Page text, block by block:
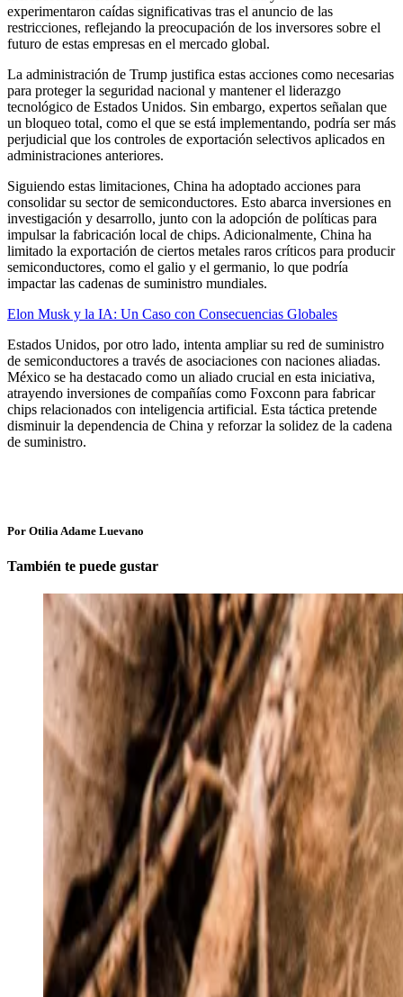
experimentaron caídas significativas tras el anuncio de las
restricciones, reflejando la preocupación de los inversores sobre el
futuro de estas empresas en el mercado global. ​
La administración de Trump justifica estas acciones como necesarias
para proteger la seguridad nacional y mantener el liderazgo
tecnológico de Estados Unidos. Sin embargo, expertos señalan que
un bloqueo total, como el que se está implementando, podría ser más
perjudicial que los controles de exportación selectivos aplicados en
administraciones anteriores.​
Siguiendo estas limitaciones, China ha adoptado acciones para
consolidar su sector de semiconductores. Esto abarca inversiones en
investigación y desarrollo, junto con la adopción de políticas para
impulsar la fabricación local de chips. Adicionalmente, China ha
limitado la exportación de ciertos metales raros críticos para producir
semiconductores, como el galio y el germanio, lo que podría
impactar las cadenas de suministro mundiales.
Elon Musk y la IA: Un Caso con Consecuencias Globales
Estados Unidos, por otro lado, intenta ampliar su red de suministro
de semiconductores a través de asociaciones con naciones aliadas.
México se ha destacado como un aliado crucial en esta iniciativa,
atrayendo inversiones de compañías como Foxconn para fabricar
chips relacionados con inteligencia artificial. Esta táctica pretende
disminuir la dependencia de China y reforzar la solidez de la cadena
de suministro.
Por Otilia Adame Luevano
También te puede gustar